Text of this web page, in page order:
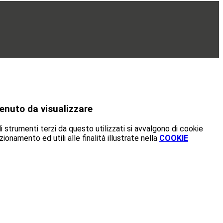
da visualizzare
strumenti terzi da questo utilizzati si avvalgono di cookie
ed utili alle finalità illustrate nella COOKIE